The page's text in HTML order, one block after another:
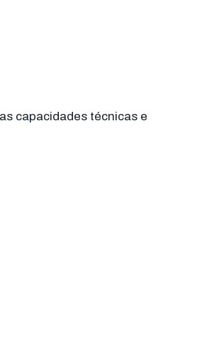
capacidades técnicas e